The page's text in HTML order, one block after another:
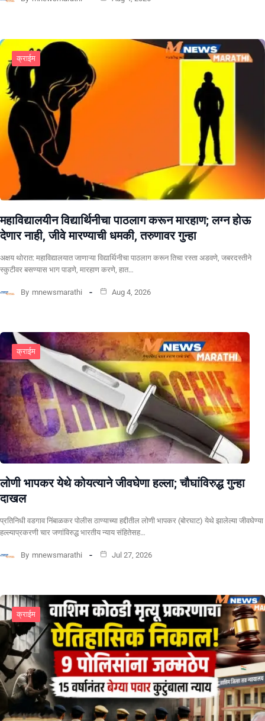
क्राईम
महाविद्यालयीन विद्यार्थिनीचा पाठलाग करून मारहाण; लग्न होऊ
देणार नाही, जीवे मारण्याची धमकी, तरुणावर गुन्हा
अक्षय थोरात: महाविद्यालयात जाणाऱ्या विद्यार्थिनीचा पाठलाग करून तिचा रस्ता अडवणे, जबरदस्तीने
स्कुटीवर बसण्यास भाग पाडणे, मारहाण करणे, हात…
By mnewsmarathi Aug 4, 2026
क्राईम
लोणी भापकर येथे कोयत्याने जीवघेणा हल्ला; चौघांविरुद्ध गुन्हा
दाखल
प्रतिनिधी वडगाव निंबाळकर पोलीस ठाण्याच्या हद्दीतील लोणी भापकर (बोरघाट) येथे झालेल्या जीवघेण्या
हल्ल्याप्रकरणी चार जणांविरुद्ध भारतीय न्याय संहितेसह…
By mnewsmarathi Jul 27, 2026
क्राईम